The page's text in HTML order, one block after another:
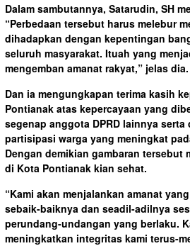
Dalam sambutannya, Satarudin, SH
“Perbedaan tersebut harus melebur
dihadapkan dengan kepentingan
seluruh masyarakat. Ituah yang
mengemban amanat rakyat,” jelas dia.
Dan ia mengungkapan terima kasih
Pontianak atas kepercayaan yang
segenap anggota DPRD lainnya
partisipasi warga yang meningkat
Dengan demikian gambaran tersebut
di Kota Pontianak kian sehat.
“Kami akan menjalankan amanat
sebaik-baiknya dan seadil-adilnya
perundang-undangan yang berlaku.
meningkatkan integritas kami terus-